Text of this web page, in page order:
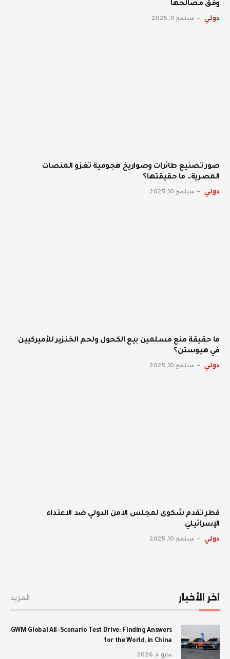
وفق مصالحها
دولي سبتمبر 11, 2025
صور تصنيع طائرات وصواريخ هجومية تغزو المنصات
المصرية.. ما حقيقتها؟
دولي سبتمبر 10, 2025
ما حقيقة منع مسلمين بيع الكحول ولحم الخنزير للأميركيين
في هيوستن؟
دولي سبتمبر 10, 2025
قطر تقدم شكوى لمجلس الأمن الدولي ضد الاعتداء
الإسرائيلي
دولي سبتمبر 10, 2025
اخر الأخبار المزيد
GWM Global All-Scenario Test Drive: Finding Answers
for the World, in China
مايو 4, 2026